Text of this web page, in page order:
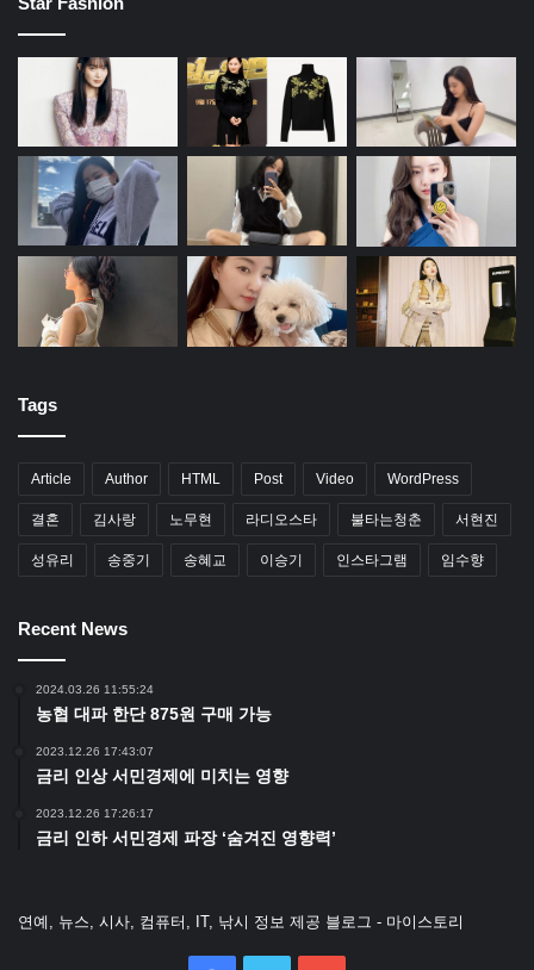
Tags
Article Author HTML Post Video WordPress
결혼 김사랑 노무현 라디오스타 불타는청춘 서현진
성유리 송중기 송혜교 이승기 인스타그램 임수향
Recent News
2024.03.26 11:55:24
농협 대파 한단 875원 구매 가능
2023.12.26 17:43:07
금리 인상 서민경제에 미치는 영향
2023.12.26 17:26:17
금리 인하 서민경제 파장 ‘숨겨진 영향력’
연예, 뉴스, 시사, 컴퓨터, IT, 낚시 정보 제공 블로그 - 마이스토리